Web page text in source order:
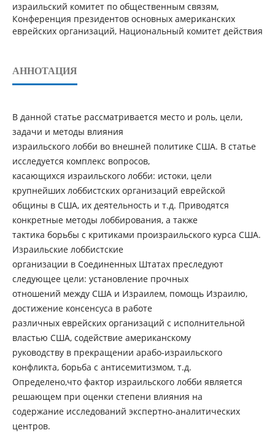
израильский комитет по общественным связям,
Конференция президентов основных американских
еврейских организаций, Национальный комитет действия
АННОТАЦИЯ
В данной статье рассматривается место и роль, цели,
задачи и методы влияния
израильского лобби во внешней политике США. В статье
исследуется комплекс вопросов,
касающихся израильского лобби: истоки, цели
крупнейших лоббистских организаций еврейской
общины в США, их деятельность и т.д. Приводятся
конкретные методы лоббирования, а также
тактика борьбы с критиками произраильского курса США.
Израильские лоббистские
организации в Соединенных Штатах преследуют
следующее цели: установление прочных
отношений между США и Израилем, помощь Израилю,
достижение консенсуса в работе
различных еврейских организаций с исполнительной
властью США, содействие американскому
руководству в прекращении арабо-израильского
конфликта, борьба с антисемитизмом, т.д.
Определено,что фактор израильского лобби является
решающем при оценки степени влияния на
содержание исследований экспертно-аналитических
центров.